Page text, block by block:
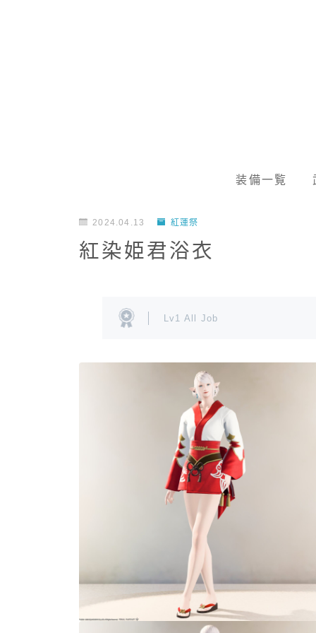
装備一覧
2024.04.13 紅蓮祭
紅染姫君浴衣
Lv1 All Job